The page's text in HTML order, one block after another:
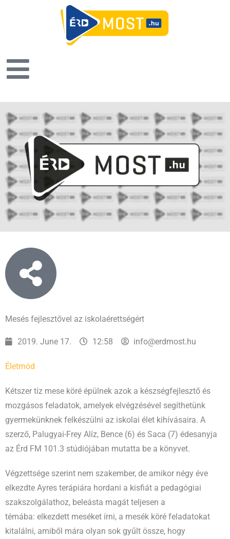
Mesés fejlesztővel az iskolaérettségért
2019. June 17. 12:58 info@erdmost.hu
Életmód
Kétszer tíz mese köré épülnek azok a készségfejlesztő és
mozgásos feladatok, amelyek elvégzésével segíthetünk
gyermekünknek felkészülni az iskolai élet kihívásaira. A
szerző, Palugyai-Frey Alíz, Bence (6) és Saca (7) édesanyja
az Érd FM 101.3 stúdiójában mutatta be a könyvet.
Végzettsége szerint nem szakember, de amikor négy éve
elkezdte Ayres terápiára hordani a kisfiát a pedagógiai
szakszolgálathoz, beleásta magát teljesen a
témába: elkezdett meséket írni, a mesék köré feladatokat
kitalálni, amiből mára olyan sok gyűlt össze, hogy